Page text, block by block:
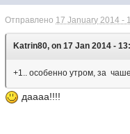
Отправлено 17 January 2014 -
Katrin80, on 17 Jan 2014 -
+1.. особенно утром, за
даааа!!!!